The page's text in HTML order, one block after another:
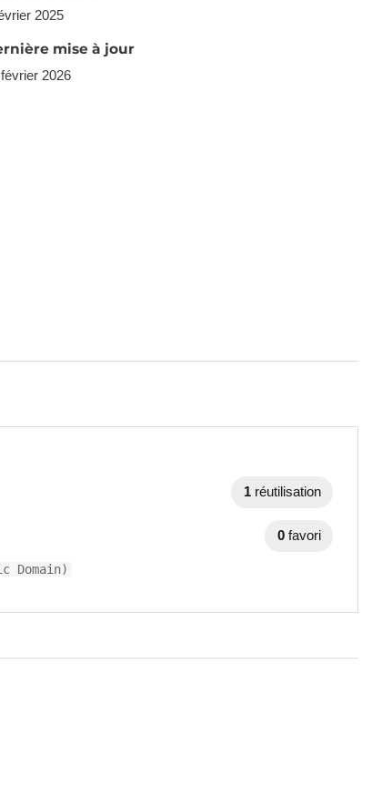
2025
mise à jour
2026
Domain)
1 réutilisation
0 favori